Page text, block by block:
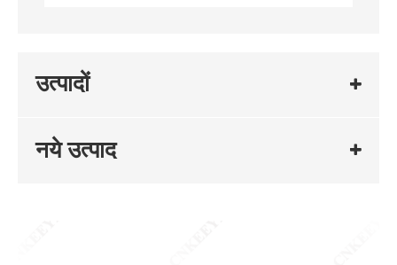
उत्पादों
नये उत्पाद